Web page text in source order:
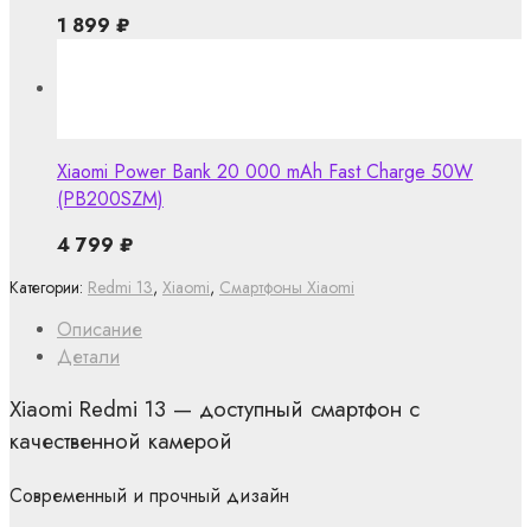
Описание
Детали
Xiaomi Redmi 13 — доступный смартфон с
качественной камерой
Современный и прочный дизайн
Категории: Redmi 13, Xiaomi, Смартфоны Xiaomi
1 899 ₽
Xiaomi Power Bank 20 000 mAh Fast Charge 50W
(PB200SZM)
4 799 ₽